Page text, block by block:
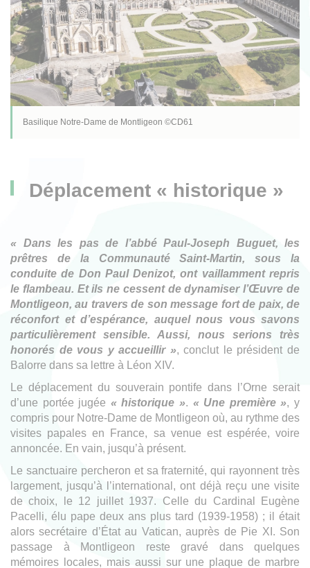
Basilique Notre-Dame de Montligeon ©CD61
Déplacement « historique »
« Dans les pas de l’abbé Paul-Joseph Buguet, les
prêtres de la Communauté Saint-Martin, sous la
conduite de Don Paul Denizot, ont vaillamment repris
le flambeau. Et ils ne cessent de dynamiser l’Œuvre de
Montligeon, au travers de son message fort de paix, de
réconfort et d’espérance, auquel nous vous savons
particulièrement sensible. Aussi, nous serions très
honorés de vous y accueillir », conclut le président de
Balorre dans sa lettre à Léon XIV.
Le déplacement du souverain pontife dans l’Orne serait
d’une portée jugée « historique ». « Une première », y
compris pour Notre-Dame de Montligeon où, au rythme des
visites papales en France, sa venue est espérée, voire
annoncée. En vain, jusqu’à présent.
Le sanctuaire percheron et sa fraternité, qui rayonnent très
largement, jusqu’à l’international, ont déjà reçu une visite
de choix, le 12 juillet 1937. Celle du Cardinal Eugène
Pacelli, élu pape deux ans plus tard (1939-1958) ; il était
alors secrétaire d’État au Vatican, auprès de Pie XI. Son
passage à Montligeon reste gravé dans quelques
mémoires locales, mais aussi sur une plaque de marbre